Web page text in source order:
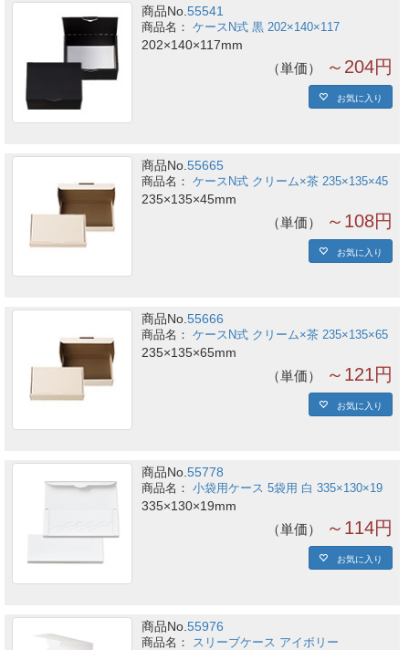
商品No.55541
ケースN式 黒 202×140×117
202×140×117mm
単価 ～204円
お気に入り
商品No.55665
ケースN式 クリーム×茶 235×135×45
235×135×45mm
単価 ～108円
お気に入り
商品No.55666
ケースN式 クリーム×茶 235×135×65
235×135×65mm
単価 ～121円
お気に入り
商品No.55778
小袋用ケース 5袋用 白 335×130×19
335×130×19mm
単価 ～114円
お気に入り
商品No.55976
スリーブケース アイボリー